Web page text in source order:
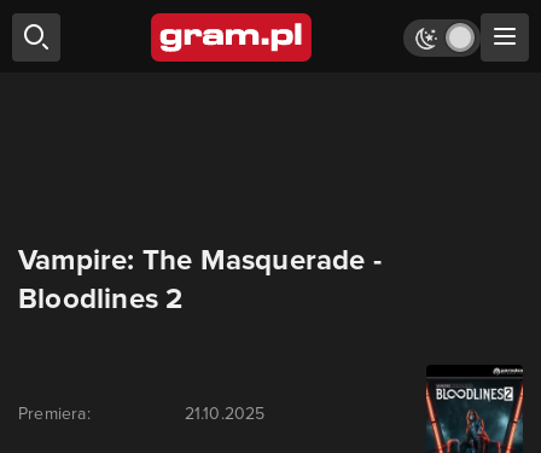
Vampire: The Masquerade -
Bloodlines 2
Premiera: 21.10.2025